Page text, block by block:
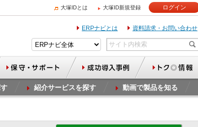
大塚IDとは 大塚ID新規登録 ログイン
ERPナビとは 資料請求・お問い合わせ
紹介サービスを探す 動画で製品を知る